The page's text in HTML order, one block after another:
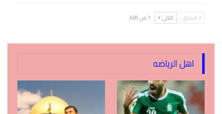
السابق التالي 1 من 685
اهل الرياضه